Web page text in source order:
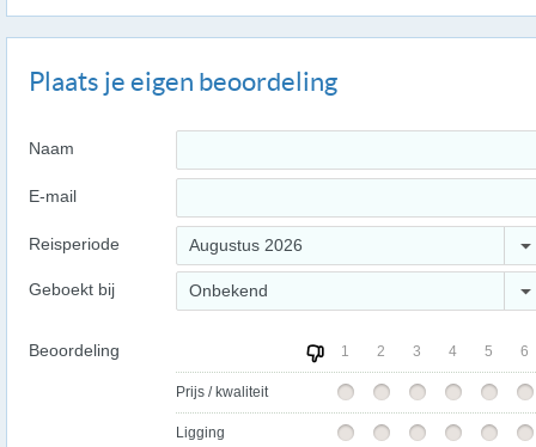
Plaats je eigen beoordeling
Naam
E-mail
Reisperiode Augustus 2026
Geboekt bij Onbekend
Beoordeling 1 2 3 4 5 6
Prijs / kwaliteit
Ligging